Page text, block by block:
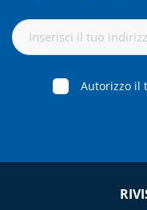
Autorizzo il